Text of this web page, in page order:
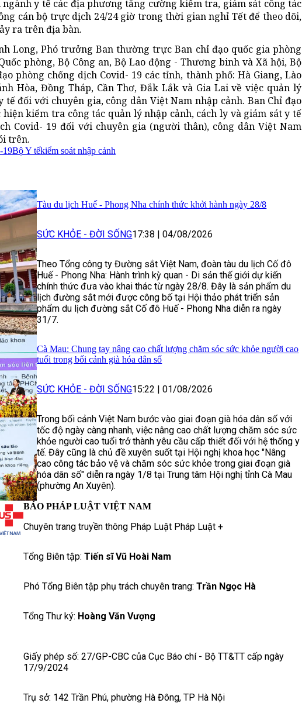
y tế các địa phương tăng cường kiểm tra, giám sát công tác
cán bộ trực dịch 24/24 giờ trong thời gian nghỉ Tết để theo dõi,
ra trên địa bàn.
Long, Phó trưởng Ban thường trực Ban chỉ đạo quốc gia phòng
phòng, Bộ Công an, Bộ Lao động - Thương binh và Xã hội, Bộ
phòng chống dịch Covid- 19 các tỉnh, thành phố: Hà Giang, Lào
Hòa, Đồng Tháp, Cần Thơ, Đắk Lắk và Gia Lai về việc quản lý
tế đối với chuyên gia, công dân Việt Nam nhập cảnh. Ban Chỉ đạo
hiện kiểm tra công tác quản lý nhập cảnh, cách ly và giám sát y tế
Covid- 19 đối với chuyên gia (người thân), công dân Việt Nam
trên.
19Bộ Y tếkiểm soát nhập cảnh
Tàu du lịch Huế - Phong Nha chính thức khởi hành ngày 28/8
SỨC KHỎE - ĐỜI SỐNG17:38 04/08/2026
Theo Tổng công ty Đường sắt Việt Nam, đoàn tàu du lịch Cố đô
Huế - Phong Nha: Hành trình kỳ quan - Di sản thế giới dự kiến
chính thức đưa vào khai thác từ ngày 28/8. Đây là sản phẩm du
lịch đường sắt mới được công bố tại Hội thảo phát triển sản
phẩm du lịch đường sắt Cố đô Huế - Phong Nha diễn ra ngày
31/7.
Cà Mau: Chung tay nâng cao chất lượng chăm sóc sức khỏe người cao
tuổi trong bối cảnh già hóa dân số
SỨC KHỎE - ĐỜI SỐNG15:22 01/08/2026
Trong bối cảnh Việt Nam bước vào giai đoạn già hóa dân số với
tốc độ ngày càng nhanh, việc nâng cao chất lượng chăm sóc sức
khỏe người cao tuổi trở thành yêu cầu cấp thiết đối với hệ thống y
tế. Đây cũng là chủ đề xuyên suốt tại Hội nghị khoa học "Nâng
cao công tác bảo vệ và chăm sóc sức khỏe trong giai đoạn già
hóa dân số" diễn ra ngày 1/8 tại Trung tâm Hội nghị tỉnh Cà Mau
(phường An Xuyên).
BÁO PHÁP LUẬT VIỆT NAM
Chuyên trang truyền thông Pháp Luật Pháp Luật +
Tổng Biên tập: Tiến sĩ Vũ Hoài Nam
Phó Tổng Biên tập phụ trách chuyên trang: Trần Ngọc Hà
Tổng Thư ký: Hoàng Văn Vượng
Giấy phép số: 27/GP-CBC của Cục Báo chí - Bộ TT&TT cấp ngày
17/9/2024
Trụ sở: 142 Trần Phú, phường Hà Đông, TP Hà Nội